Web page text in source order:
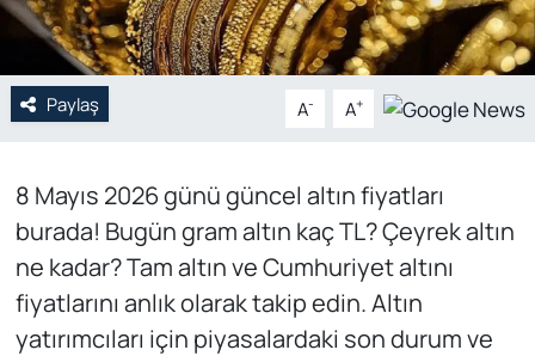
Paylaş A- A+
8 Mayıs 2026 günü güncel altın fiyatları
burada! Bugün gram altın kaç TL? Çeyrek altın
ne kadar? Tam altın ve Cumhuriyet altını
fiyatlarını anlık olarak takip edin. Altın
yatırımcıları için piyasalardaki son durum ve
Siyaset
Spor
Yerel